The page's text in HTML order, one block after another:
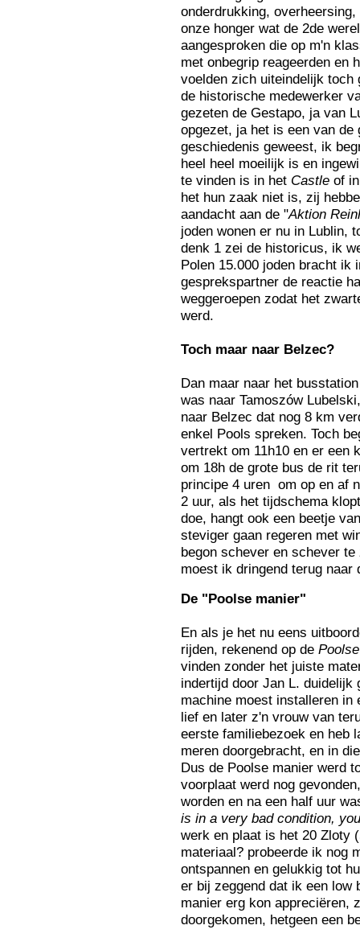
onderdrukking,
onze honger wat de 2de
aangesproken die op m'n
met onbegrip reageerden en
voelden zich uiteindelijk toch
de historische medewerker
gezeten de Gestapo, ja van
opgezet, ja het is een van
geschiedenis geweest, ik
heel heel moeilijk is en
te vinden is in het Castle of
het hun zaak niet is, zij
aandacht aan de "Aktion
joden wonen er nu in Lublin,
denk 1 zei de historicus, ik
Polen 15.000 joden bracht ik
gesprekspartner de reactie
weggeroepen zodat het
werd.
Toch maar naar Belzec?
Dan maar naar het
was naar Tamoszów
naar Belzec dat nog 8 km
enkel Pools spreken. Toch
vertrekt om 11h10 en er een
om 18h de grote bus de rit
principe 4 uren om op en af
2 uur, als het tijdschema
doe, hangt ook een beetje
steviger gaan regeren met
begon schever en schever
moest ik dringend terug naar
De "Poolse manier"
En als je het nu eens
rijden, rekenend op de
vinden zonder het juiste
indertijd door Jan L. duidelijk
machine moest installeren in
lief en later z'n vrouw van
eerste familiebezoek en heb
meren doorgebracht, en in
Dus de Poolse manier werd
voorplaat werd nog
worden en na een half uur
is in a very bad condition,
werk en plaat is het 20 Zloty
materiaal? probeerde ik nog
ontspannen en gelukkig tot
er bij zeggend dat ik een low
manier erg kon appreciëren,
doorgekomen, hetgeen een